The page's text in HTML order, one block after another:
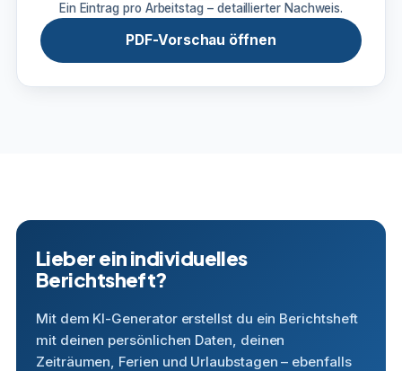
Ein Eintrag pro Arbeitstag – detaillierter Nachweis.
PDF-Vorschau öffnen
Lieber ein individuelles
Berichtsheft?
Mit dem KI-Generator erstellst du ein Berichtsheft
mit deinen persönlichen Daten, deinen
Zeiträumen, Ferien und Urlaubstagen – ebenfalls